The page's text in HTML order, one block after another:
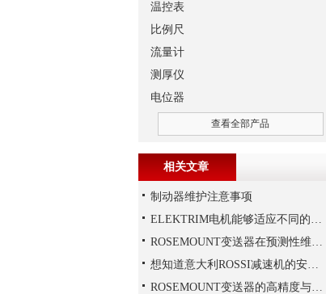
温控表
比例尺
流量计
测厚仪
电位器
查看全部产品
相关文章
制动器维护注意事项
ELEKTRIM电机能够适应不同的工作需求
ROSEMOUNT变送器在预测性维护与数字化工厂中的实战应用
想知道意大利ROSSI减速机的安装技巧，那就看这里
ROSEMOUNT变送器的高精度与高可靠性设计揭秘